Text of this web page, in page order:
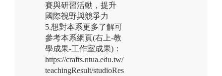
賽與研習活動，提升
國際視野與競爭力
5.想對本系更多了解可
參考本系網頁(右上-教
學成果-工作室成果)：
https://crafts.ntua.edu.tw/
teachingResult/studioRes